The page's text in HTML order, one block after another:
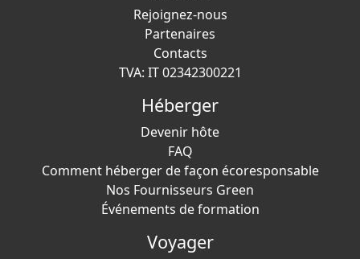
Rejoignez-nous
Partenaires
Contacts
TVA: IT 02342300221
Héberger
Devenir hôte
FAQ
Comment héberger de façon écoresponsable
Nos Fournisseurs Green
Événements de formation
Voyager